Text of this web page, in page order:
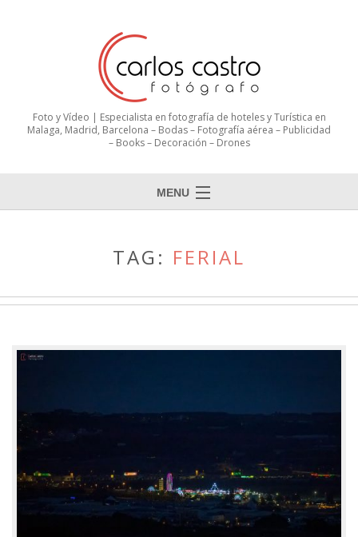
Foto y Vídeo | Especialista en fotografía de hoteles y Turística en
Malaga, Madrid, Barcelona – Bodas – Fotografía aérea – Publicidad
– Books – Decoración – Drones
MENU
TAG: FERIAL